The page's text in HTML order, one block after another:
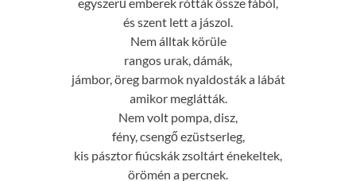
és szent lett a jászol.
Nem álltak körüle
rangos urak, dámák,
jámbor, öreg barmok nyaldosták a lábát
amikor meglátták.
Nem volt pompa, disz,
fény, csengő ezüstserleg,
kis pásztor fiúcskák zsoltárt énekeltek,
örömén a percnek.